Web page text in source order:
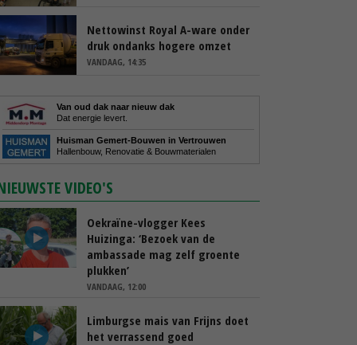
Nettowinst Royal A-ware onder
druk ondanks hogere omzet
VANDAAG, 14:35
Van oud dak naar nieuw dak
Dat energie levert.
Huisman Gemert-Bouwen in Vertrouwen
Hallenbouw, Renovatie & Bouwmaterialen
VIDEO'S
Oekraïne-vlogger Kees
Huizinga: ‘Bezoek van de
ambassade mag zelf groente
plukken’
VANDAAG, 12:00
Limburgse mais van Frijns doet
het verrassend goed